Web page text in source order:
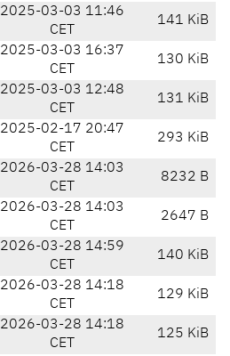
2025-03-03 11:46
CET
141 KiB
2025-03-03 16:37
CET
130 KiB
2025-03-03 12:48
CET
131 KiB
2025-02-17 20:47
CET
293 KiB
2026-03-28 14:03
CET
8232 B
2026-03-28 14:03
CET
2647 B
2026-03-28 14:59
CET
140 KiB
2026-03-28 14:18
CET
129 KiB
2026-03-28 14:18
CET
125 KiB